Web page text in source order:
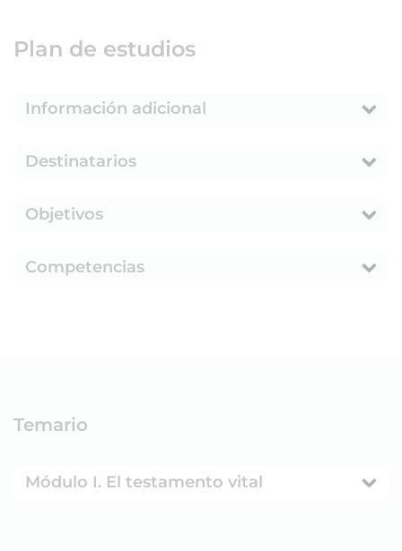
Plan de estudios
Información adicional
Destinatarios
Objetivos
Competencias
Temario
Módulo I. El testamento vital